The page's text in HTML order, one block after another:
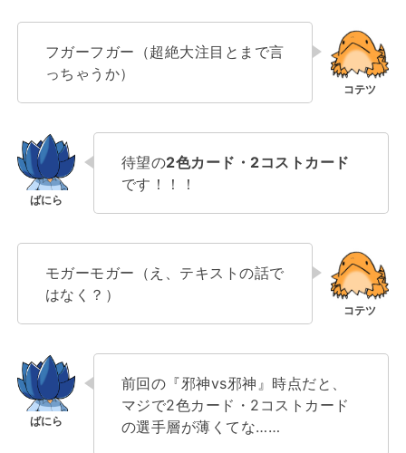
フガーフガー（超絶大注目とまで言
っちゃうか）
待望の2色カード・2コストカード
です！！！
モガーモガー（え、テキストの話で
はなく？）
前回の『邪神vs邪神』時点だと、
マジで2色カード・2コストカード
の選手層が薄くてな……